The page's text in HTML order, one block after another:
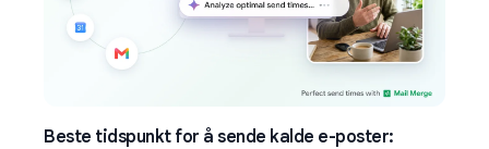
Beste tidspunkt for å sende kalde e-poster: